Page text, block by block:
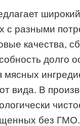
с разными
качества,
долго
вида. В
без ГМО.